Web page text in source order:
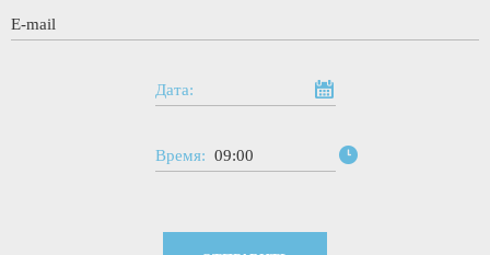
E-mail
Дата:
Время: 09:00